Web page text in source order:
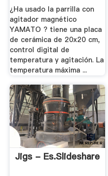
¿Ha usado la parrilla con
agitador magnético
YAMATO ? tiene una placa
de cerámica de 20x20 cm,
control digital de
temperatura y agitación. La
temperatura máxima ...
Jigs - Es.slideshare